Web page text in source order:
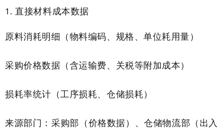
直接材料成本数据
原料消耗明细（物料编码、规格、单位耗用量）
采购价格数据（含运输费、关税等附加成本）
损耗率统计（工序损耗、仓储损耗）
来源部门：采购部（价格数据）、仓储物流部（出入